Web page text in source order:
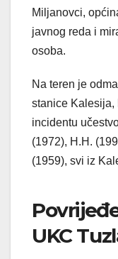
Miljanovci,
javnog reda i
osoba.
Na teren je
stanice Kalesija,
incidentu
(1972), H.H.
(1959), svi iz
UKC